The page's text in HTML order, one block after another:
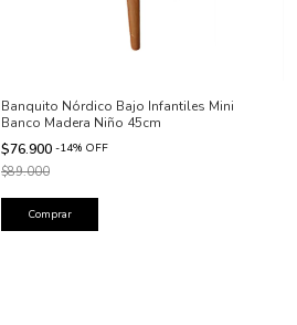
Banquito Nórdico Bajo Infantiles Mini
Banco Madera Niño 45cm
$76.900 -14% OFF
$89.000
Comprar